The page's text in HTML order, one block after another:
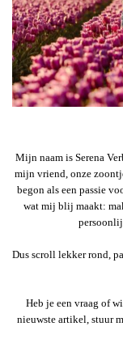
Mijn naam is Serena
mijn vriend, onze
begon als een passie
wat mij blij maakt:
Dus scroll lekker rond,
Heb je een vraag of
nieuwste artikel, stuur